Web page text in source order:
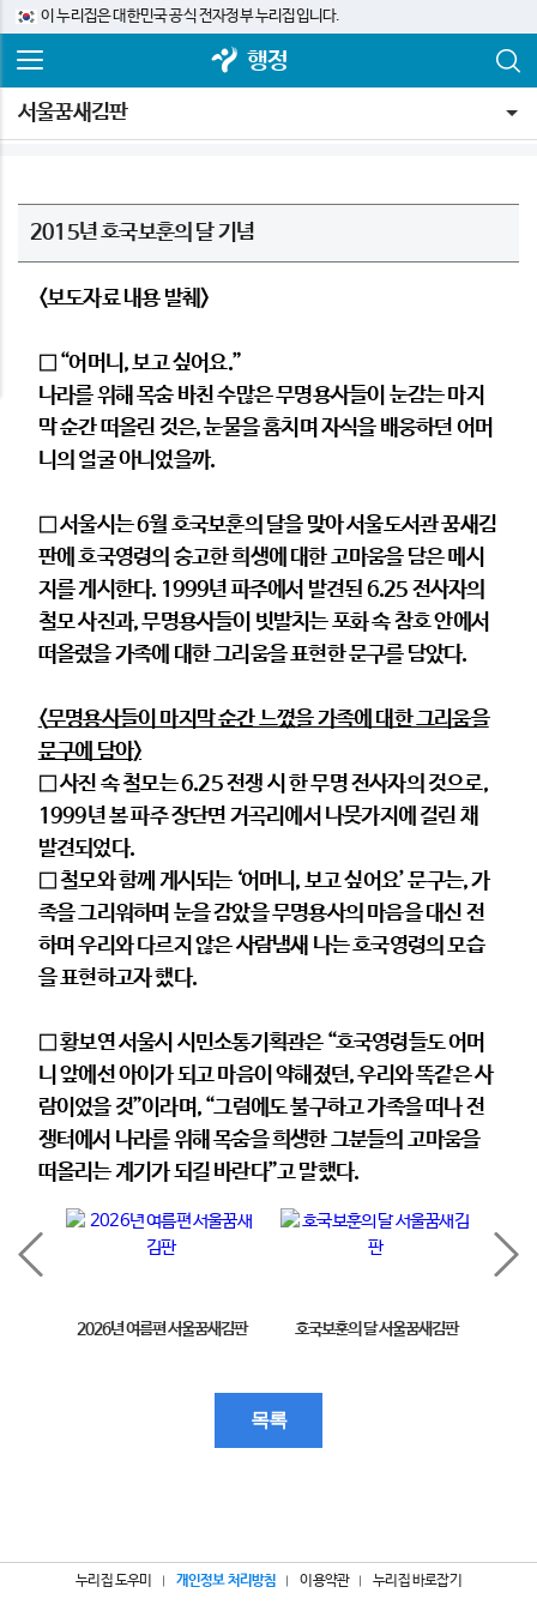
이 누리집은 대한민국 공식 전자정부 누리집입니다.
행정
서울꿈새김판
2015년 호국보훈의 달 기념
<보도자료 내용 발췌>
□ “어머니, 보고 싶어요.”
나라를 위해 목숨 바친 수많은 무명용사들이 눈감는 마지
막 순간 떠올린 것은, 눈물을 훔치며 자식을 배웅하던 어머
니의 얼굴 아니었을까.
□ 서울시는 6월 호국보훈의 달을 맞아 서울도서관 꿈새김
판에 호국영령의 숭고한 희생에 대한 고마움을 담은 메시
지를 게시한다. 1999년 파주에서 발견된 6.25 전사자의
철모 사진과, 무명용사들이 빗발치는 포화 속 참호 안에서
떠올렸을 가족에 대한 그리움을 표현한 문구를 담았다.
<무명용사들이 마지막 순간 느꼈을 가족에 대한 그리움을
문구에 담아>
□ 사진 속 철모는 6.25 전쟁 시 한 무명 전사자의 것으로,
1999년 봄 파주 장단면 거곡리에서 나뭇가지에 걸린 채
발견되었다.
□ 철모와 함께 게시되는 ‘어머니, 보고 싶어요’ 문구는, 가
족을 그리워하며 눈을 감았을 무명용사의 마음을 대신 전
하며 우리와 다르지 않은 사람냄새 나는 호국영령의 모습
을 표현하고자 했다.
□ 황보연 서울시 시민소통기획관은 “호국영령들도 어머
니 앞에선 아이가 되고 마음이 약해졌던, 우리와 똑같은 사
람이었을 것”이라며, “그럼에도 불구하고 가족을 떠나 전
쟁터에서 나라를 위해 목숨을 희생한 그분들의 고마움을
떠올리는 계기가 되길 바란다”고 말했다.
2026년 여름편 서울꿈새김판 호국보훈의 달 서울꿈새김판
목록
누리집 도우미 개인정보 처리방침 이용약관 누리집 바로잡기